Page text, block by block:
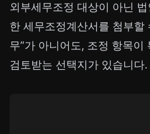
외부세무조정 대상이 아닌
한 세무조정계산서를 첨부할
무”가 아니어도, 조정 항목이
검토받는 선택지가 있습니다.